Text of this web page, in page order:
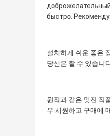
быстро.
설치하게 쉬운 좋은
당신은 할 수 있습니
원작과 같은 멋진 작
우 시원하고 구매에